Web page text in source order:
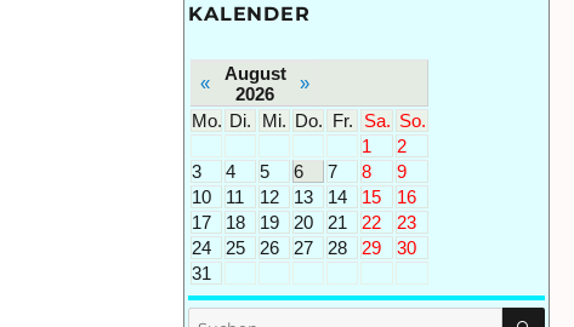
KALENDER
«
August
2026
»
Mo. Di. Mi. Do. Fr. Sa. So.
1
2
3
4 5 6 7 8
9
10
11 12 13 14 15
16
17
18 19 20 21 22
23
24
25 26 27 28 29
30
31
Suchen